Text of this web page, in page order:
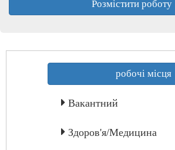
Розмістити роботу
робочі місця
Вакантний
Здоров'я/Медицина